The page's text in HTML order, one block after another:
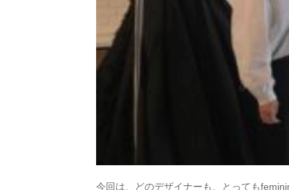
今回は、どのデザイナーも、とっても